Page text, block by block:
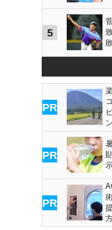
今年２月には外国人記者にも訴
ド・アマノ、
5
PR
PR
PR